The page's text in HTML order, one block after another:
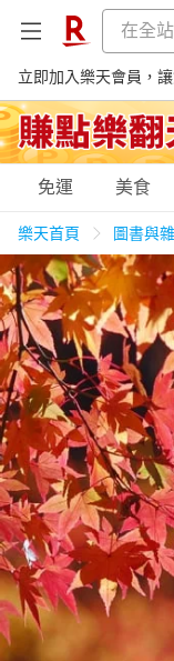
立即加入樂天會員，
購物網分類
天天免運
居家生活
女裝
日本購物 電
免運 美食
樂天首頁 圖書與